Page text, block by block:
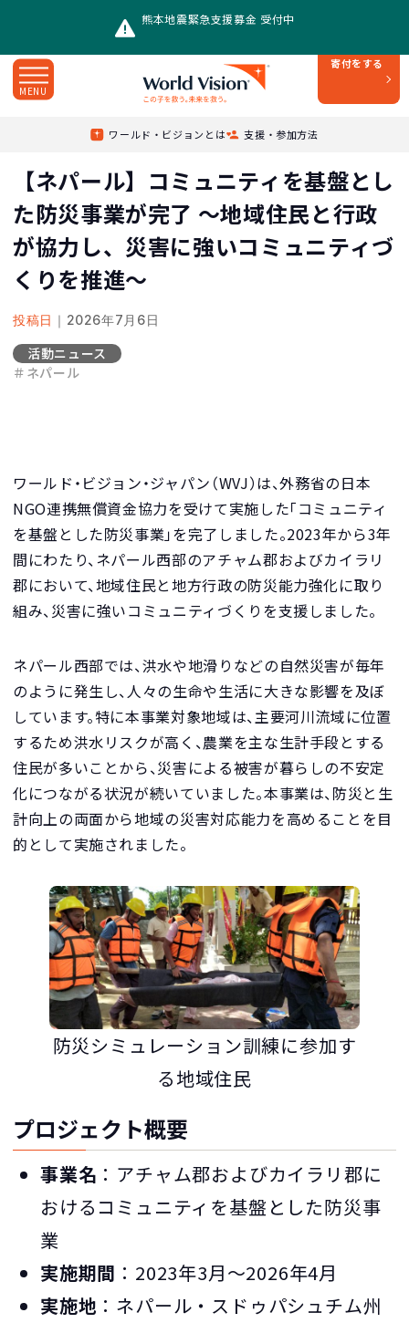
熊本地震緊急支援募金 受付中
寄付をする
MENU
ワールド・ビジョンとは 支援・参加方法
/
【ネパール】コミュニティを基盤とし
た防災事業が完了 ～地域住民と行政
が協力し、災害に強いコミュニティづ
くりを推進～
投稿日 ｜2026年7月6日
活動ニュース
＃ネパール
ワールド・ビジョン・ジャパン（WVJ）は、外務省の日本
NGO連携無償資金協力を受けて実施した「コミュニティ
を基盤とした防災事業」を完了しました。2023年から3年
間にわたり、ネパール西部のアチャム郡およびカイラリ
郡において、地域住民と地方行政の防災能力強化に取り
組み、災害に強いコミュニティづくりを支援しました。
ネパール西部では、洪水や地滑りなどの自然災害が毎年
のように発生し、人々の生命や生活に大きな影響を及ぼ
しています。特に本事業対象地域は、主要河川流域に位置
するため洪水リスクが高く、農業を主な生計手段とする
住民が多いことから、災害による被害が暮らしの不安定
化につながる状況が続いていました。本事業は、防災と生
計向上の両面から地域の災害対応能力を高めることを目
的として実施されました。
防災シミュレーション訓練に参加す
る地域住民
プロジェクト概要
事業名 ：アチャム郡およびカイラリ郡に
おけるコミュニティを基盤とした防災事
業
実施期間 ：2023年3月～2026年4月
実施地 ：ネパール・スドゥパシュチム州